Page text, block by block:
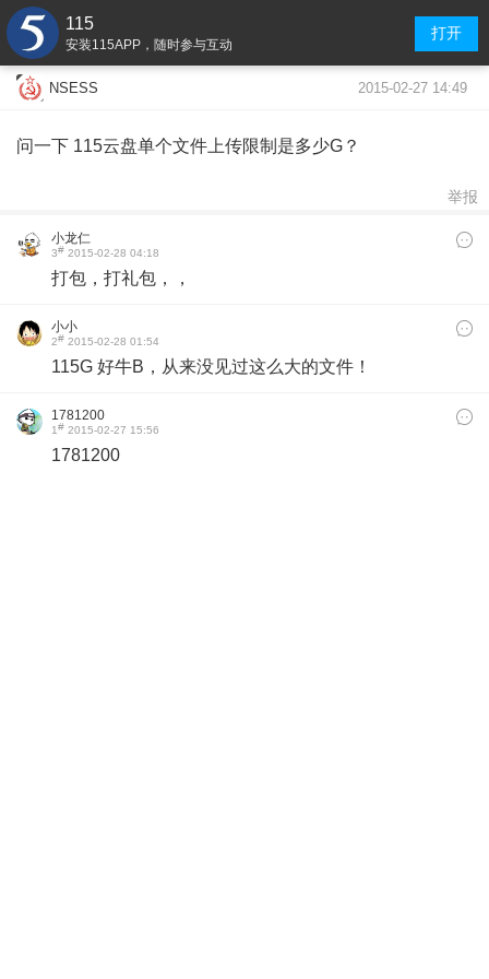
115
安装115APP，随时参与互动
打开
NSESS 2015-02-27 14:49
问一下 115云盘单个文件上传限制是多少G？
举报
小龙仁
3# 2015-02-28 04:18
​打包，打礼包，，
小小
2# 2015-02-28 01:54
115G 好牛B，从来没见过这么大的文件！
1781200
1# 2015-02-27 15:56
1781200